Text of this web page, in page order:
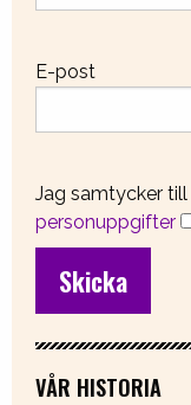
E-post
Jag samtycker till
personuppgifter
VÅR HISTORIA